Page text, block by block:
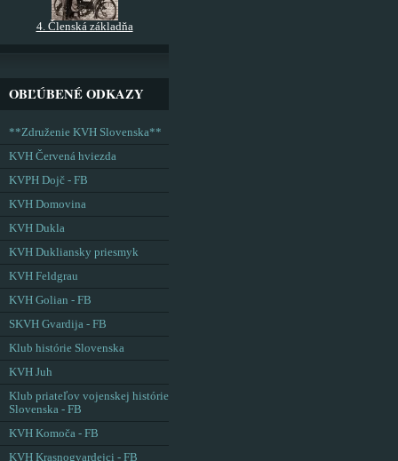
4. Členská základňa
OBĽÚBENÉ ODKAZY
**Združenie KVH Slovenska**
KVH Červená hviezda
KVPH Dojč - FB
KVH Domovina
KVH Dukla
KVH Dukliansky priesmyk
KVH Feldgrau
KVH Golian - FB
SKVH Gvardija - FB
Klub histórie Slovenska
KVH Juh
Klub priateľov vojenskej histórie
Slovenska - FB
KVH Komoča - FB
KVH Krasnogvardejci - FB